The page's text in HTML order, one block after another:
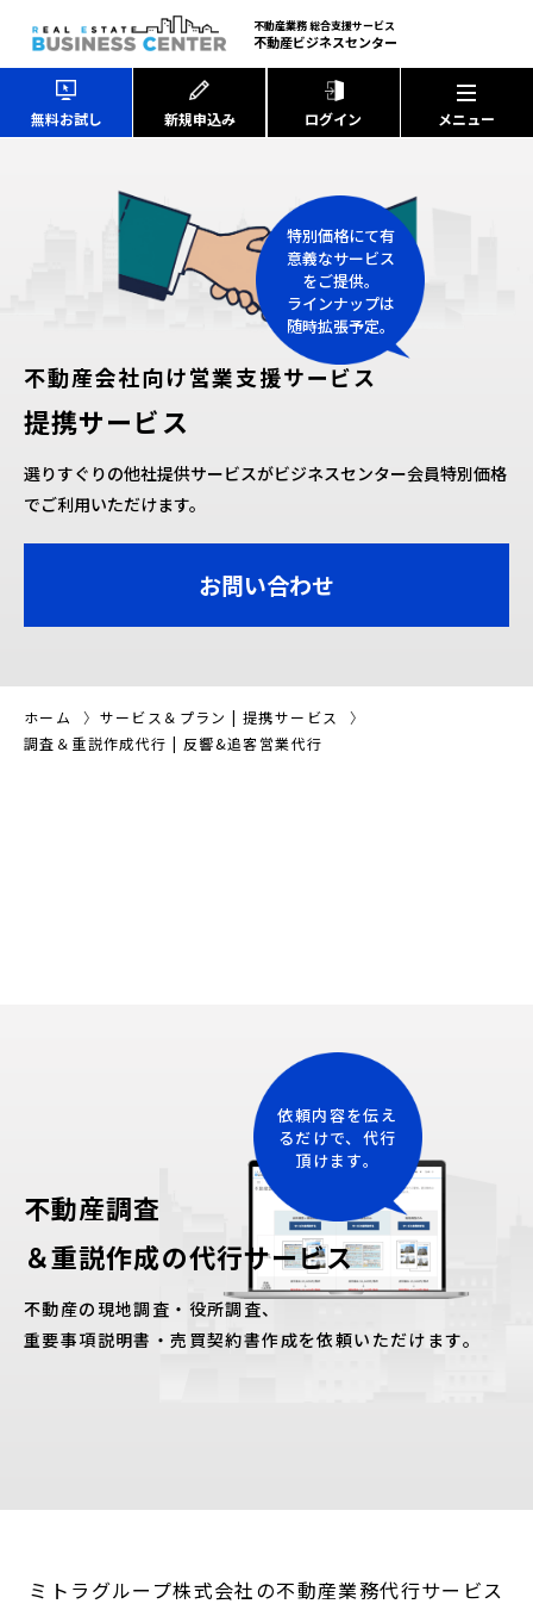
不動産業務 総合支援サービス
不動産ビジネスセンター
無料お試し 新規申込み ログイン
不動産会社向け営業支援サービス
提携サービス
選りすぐりの他社提供サービスがビジネスセンター会員特別価格
でご利用いただけます。
お問い合わせ
特別価格にて有
意義なサービス
をご提供。
ラインナップは
随時拡張予定。
ホーム
サービス＆プラン | 提携サービス
調査＆重説作成代行 | 反響&追客営業代行
不動産調査
＆重説作成の代行サービス
不動産の現地調査・役所調査、
重要事項説明書・売買契約書作成を依頼いただけます。
依頼内容を伝え
るだけで、代行
頂けます。
ミトラグループ株式会社の不動産業務代行サービス